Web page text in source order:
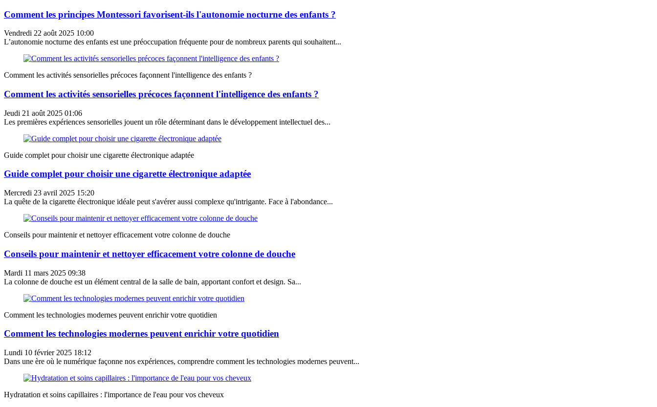
Comment les principes Montessori favorisent-ils l'autonomie nocturne des enfants ?
Vendredi 22 août 2025 10:00
L’autonomie nocturne des enfants est une préoccupation fréquente pour de nombreux parents qui souhaitent...
Comment les activités sensorielles précoces façonnent l'intelligence des enfants ?
Comment les activités sensorielles précoces façonnent l'intelligence des enfants ?
Jeudi 21 août 2025 01:06
Les premières expériences sensorielles jouent un rôle déterminant dans le développement intellectuel des...
Guide complet pour choisir une cigarette électronique adaptée
Guide complet pour choisir une cigarette électronique adaptée
Mercredi 23 avril 2025 15:20
La quête de la cigarette électronique idéale peut s'avérer aussi complexe qu'intrigante. Face à l'abondance...
Conseils pour maintenir et nettoyer efficacement votre colonne de douche
Conseils pour maintenir et nettoyer efficacement votre colonne de douche
Mardi 11 mars 2025 09:38
La colonne de douche est un élément central de la salle de bain, apportant confort et design. Sa...
Comment les technologies modernes peuvent enrichir votre quotidien
Comment les technologies modernes peuvent enrichir votre quotidien
Lundi 10 février 2025 18:12
Dans une ère où le numérique façonne nos expériences, comprendre comment les technologies modernes peuvent...
Hydratation et soins capillaires : l'importance de l'eau pour vos cheveux